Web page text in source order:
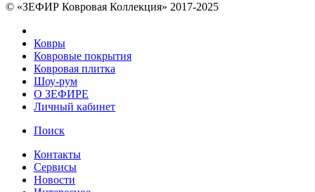
© «ЗЕФИР Ковровая Коллекция» 2017-2025
Ковры
Ковровые покрытия
Ковровая плитка
Шоу-рум
О ЗЕФИРЕ
Личный кабинет
Поиск
Контакты
Сервисы
Новости